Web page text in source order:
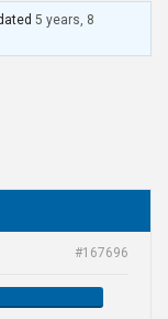
5 years, 8
#167696